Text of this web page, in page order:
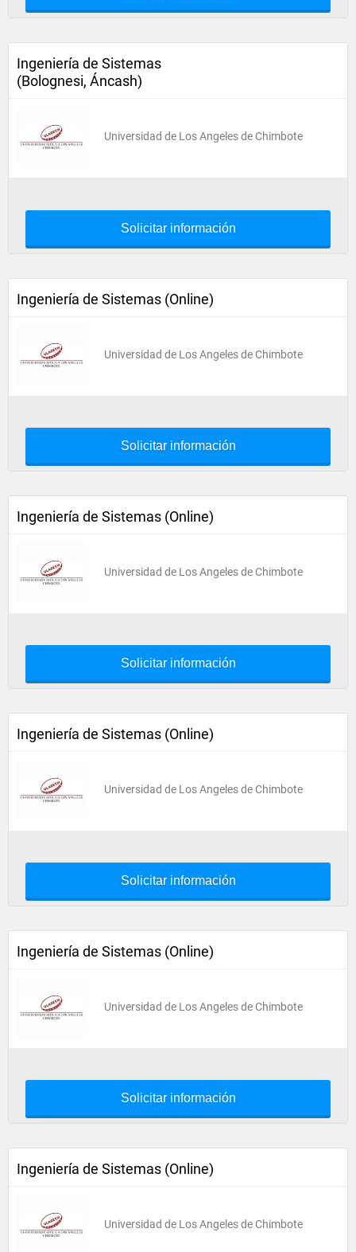
Ingeniería de Sistemas
(Bolognesi, Áncash)
Universidad de Los Angeles de Chimbote
Solicitar información
Ingeniería de Sistemas (Online)
Universidad de Los Angeles de Chimbote
Solicitar información
Ingeniería de Sistemas (Online)
Universidad de Los Angeles de Chimbote
Solicitar información
Ingeniería de Sistemas (Online)
Universidad de Los Angeles de Chimbote
Solicitar información
Ingeniería de Sistemas (Online)
Universidad de Los Angeles de Chimbote
Solicitar información
Ingeniería de Sistemas (Online)
Universidad de Los Angeles de Chimbote